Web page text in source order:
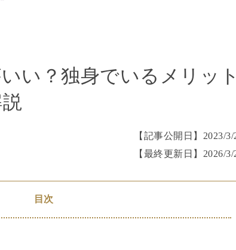
い？独身でいるメリット
【記事公開日】 2023/3/
【最終更新日】 2026/3/
目次